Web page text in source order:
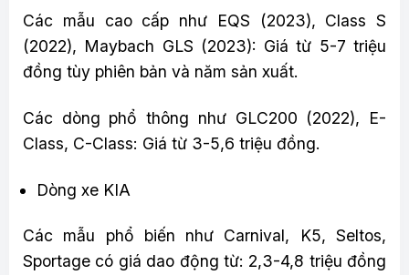
Các mẫu cao cấp như EQS (2023), Class S
(2022), Maybach GLS (2023): Giá từ 5-7 triệu
đồng tùy phiên bản và năm sản xuất.
Các dòng phổ thông như GLC200 (2022), E-
Class, C-Class: Giá từ 3-5,6 triệu đồng.
Dòng xe KIA
Các mẫu phổ biến như Carnival, K5, Seltos,
Sportage có giá dao động từ: 2,3-4,8 triệu đồng